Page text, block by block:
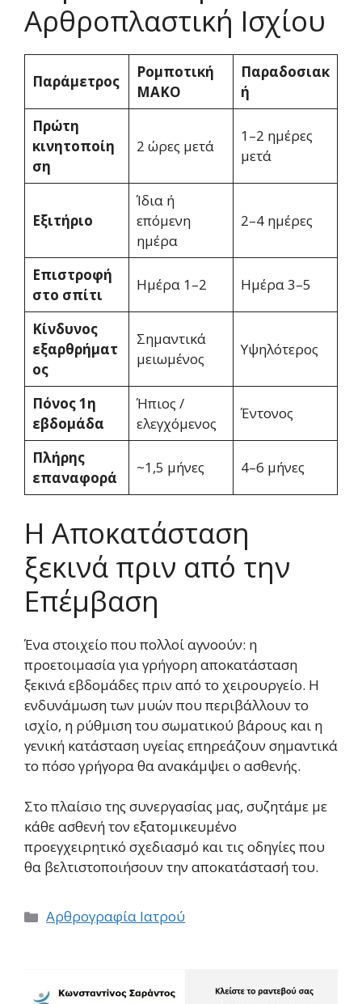
Αρθροπλαστική Ισχίου
Παράμετρος
Ρομποτική
MAKO
Παραδοσιακ
ή
Πρώτη
κινητοποίη
ση
2 ώρες μετά
1–2 ημέρες
μετά
Εξιτήριο
Ίδια ή
επόμενη
ημέρα
2–4 ημέρες
Επιστροφή
στο σπίτι
Ημέρα 1–2 Ημέρα 3–5
Κίνδυνος
εξαρθρήματ
ος
Σημαντικά
μειωμένος
Υψηλότερος
Πόνος 1η
εβδομάδα
Ήπιος /
ελεγχόμενος
Έντονος
Πλήρης
επαναφορά
~1,5 μήνες 4–6 μήνες
Η Αποκατάσταση
ξεκινά πριν από την
Επέμβαση
Ένα στοιχείο που πολλοί αγνοούν: η
προετοιμασία για γρήγορη αποκατάσταση
ξεκινά εβδομάδες πριν από το χειρουργείο. Η
ενδυνάμωση των μυών που περιβάλλουν το
ισχίο, η ρύθμιση του σωματικού βάρους και η
γενική κατάσταση υγείας επηρεάζουν σημαντικά
το πόσο γρήγορα θα ανακάμψει ο ασθενής.
Στο πλαίσιο της συνεργασίας μας, συζητάμε με
κάθε ασθενή τον εξατομικευμένο
προεγχειρητικό σχεδιασμό και τις οδηγίες που
θα βελτιστοποιήσουν την αποκατάστασή του.
Κατηγορίες
Αρθρογραφία Ιατρού